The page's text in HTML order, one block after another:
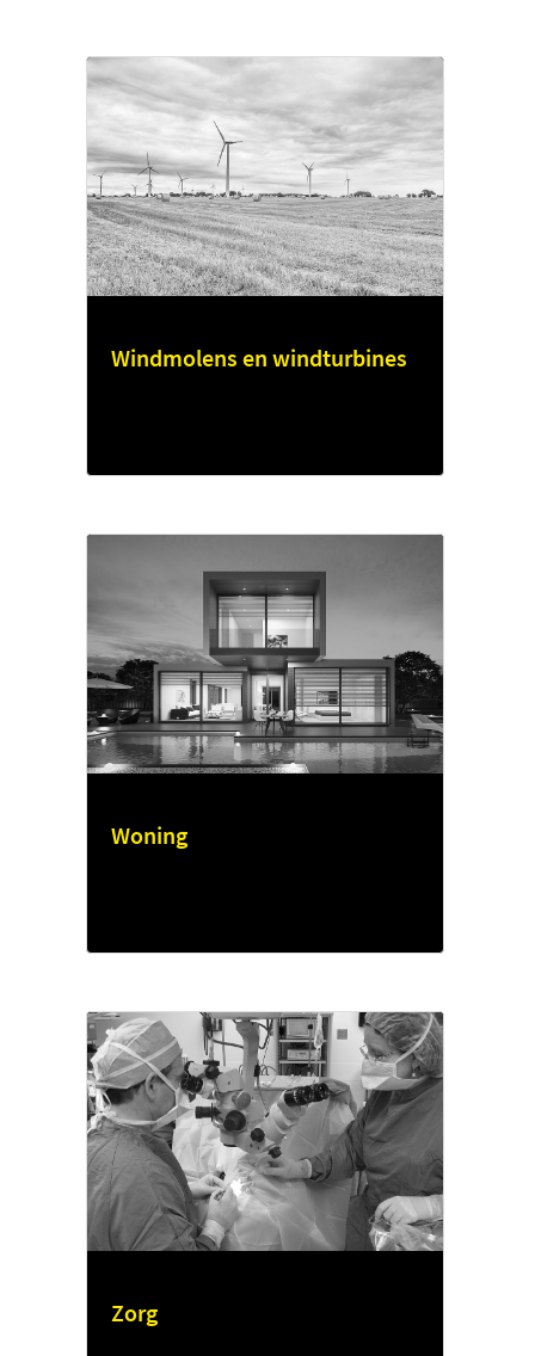
Windmolens en windturbines
Woning
Zorg